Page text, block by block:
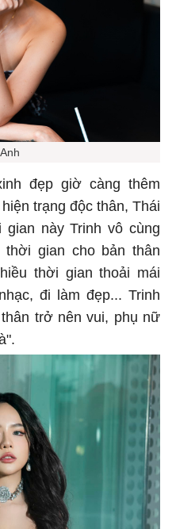
đẹp giờ càng thêm
trạng độc thân, Thái
gian này Trinh vô cùng
thời gian cho bản thân
thời gian thoải mái
đi làm đẹp... Trinh
trở nên vui, phụ nữ